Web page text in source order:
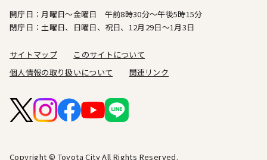
開庁日：月曜日～金曜日 午前8時30分～午後5時15分
閉庁日：土曜日、日曜日、祝日、12月29日～1月3日
サイトマップ
このサイトについて
個人情報の取り扱いについて
関連リンク
Copyright © Toyota City All Rights Reserved.